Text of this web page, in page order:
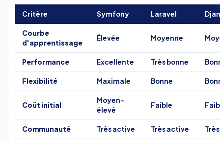
Critère Symfony Laravel
Courbe
d'apprentissage
Élevée Moyenne
Performance Excellente Très bonne
Flexibilité Maximale Bonne
Coût initial
Moyen-
élevé
Faible
Communauté Très active Très active